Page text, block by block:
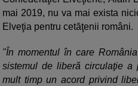
mai 2019, nu va mai exista
Elveţia pentru cetăţenii români.
"În momentul în care
sistemul de liberă circulaţie a
mult timp un acord privind